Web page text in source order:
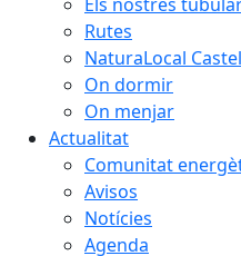
Rutes
NaturaLocal
On dormir
On menjar
Actualitat
Comunitat
Avisos
Notícies
Agenda